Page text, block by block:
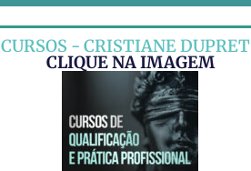
CURSOS - CRISTIANE DUPRET
CLIQUE NA IMAGEM